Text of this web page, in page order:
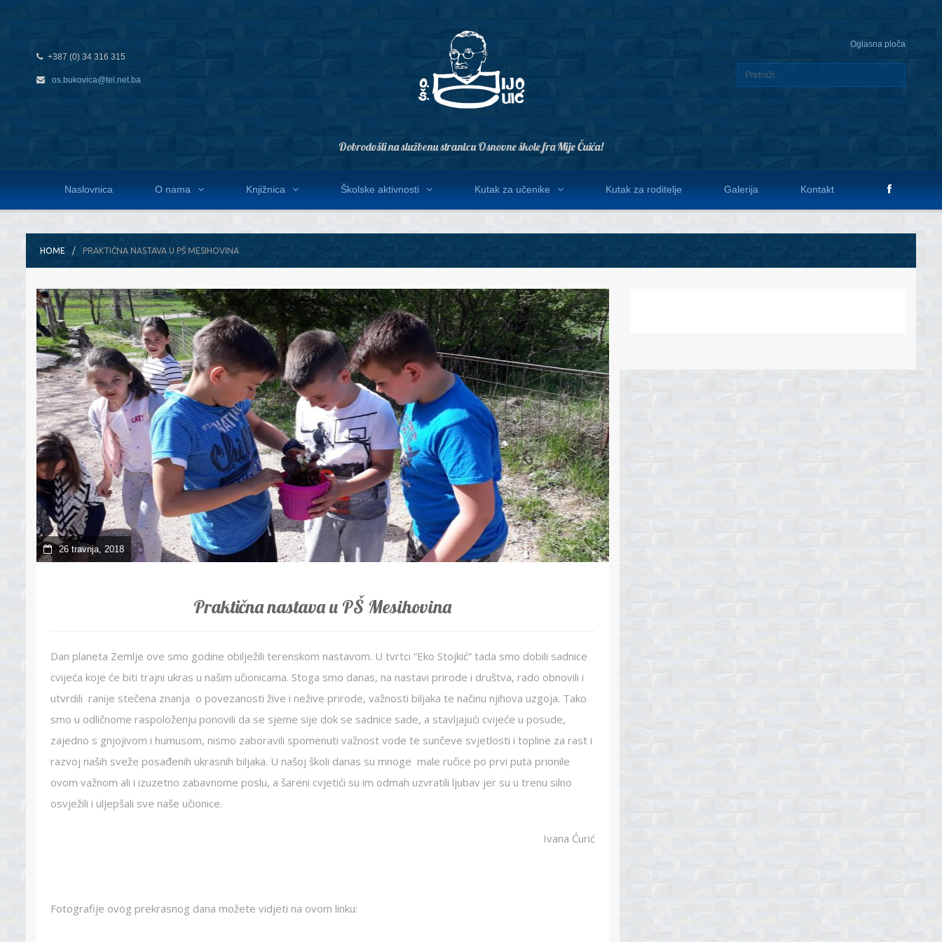
+387 (0) 34 316 315
os.bukovica@tel.net.ba
Oglasna ploča
Dobrodošli na službenu stranicu Osnovne škole fra Mije Čuića!
Naslovnica O nama Knjižnica Školske aktivnosti Kutak za učenike Kutak za roditelje Galerija Kontakt
HOME PRAKTIČNA NASTAVA U PŠ MESIHOVINA
26 travnja, 2018
Praktična nastava u PŠ Mesihovina
Dan planeta Zemlje ove smo godine obilježili terenskom nastavom. U tvrtci “Eko Stojkić” tada smo dobili sadnice
cvijeća koje će biti trajni ukras u našim učionicama. Stoga smo danas, na nastavi prirode i društva, rado obnovili i
utvrdili ranije stečena znanja o povezanosti žive i nežive prirode, važnosti biljaka te načinu njihova uzgoja. Tako
smo u odličnome raspoloženju ponovili da se sjeme sije dok se sadnice sade, a stavljajući cvijeće u posude,
zajedno s gnjojivom i humusom, nismo zaboravili spomenuti važnost vode te sunčeve svjetlosti i topline za rast i
razvoj naših sveže posađenih ukrasnih biljaka. U našoj školi danas su mnoge male ručice po prvi puta prionile
ovom važnom ali i izuzetno zabavnome poslu, a šareni cvjetići su im odmah uzvratili ljubav jer su u trenu silno
osvježili i uljepšali sve naše učionice.
Ivana Ćurić
Fotografije ovog prekrasnog dana možete vidjeti na ovom linku: